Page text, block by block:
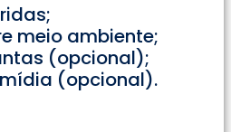
meio ambiente;
(opcional);
(opcional).